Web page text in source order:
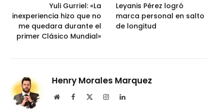
Yuli Gurriel: «La
inexperiencia hizo que no
me quedara durante el
primer Clásico Mundial»
Leyanis Pérez logró
marca personal en salto
de longitud
Henry Morales Marquez
WebsiteFacebook InstagramLinkedIn